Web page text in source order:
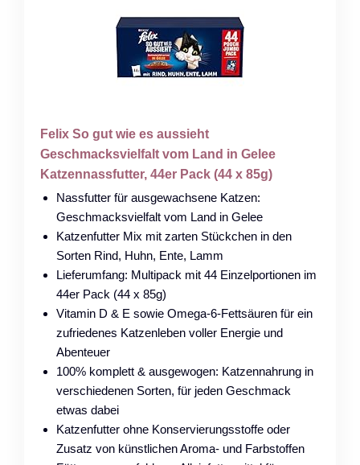
Felix So gut wie es aussieht
Geschmacksvielfalt vom Land in Gelee
Katzennassfutter, 44er Pack (44 x 85g)
Nassfutter für ausgewachsene Katzen:
Geschmacksvielfalt vom Land in Gelee
Katzenfutter Mix mit zarten Stückchen in den
Sorten Rind, Huhn, Ente, Lamm
Lieferumfang: Multipack mit 44 Einzelportionen im
44er Pack (44 x 85g)
Vitamin D & E sowie Omega-6-Fettsäuren für ein
zufriedenes Katzenleben voller Energie und
Abenteuer
100% komplett & ausgewogen: Katzennahrung in
verschiedenen Sorten, für jeden Geschmack
etwas dabei
Katzenfutter ohne Konservierungsstoffe oder
Zusatz von künstlichen Aroma- und Farbstoffen